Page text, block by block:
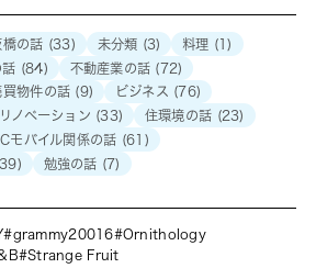
橋の話 (33) 未分類 (3) 料理 (1)
話 (84) 不動産業の話 (72)
買物件の話 (9) ビジネス (76)
ノベーション (33) 住環境の話 (23)
モバイル関係の話 (61)
勉強の話 (7)
grammy20016
Ornithology
Strange Fruit